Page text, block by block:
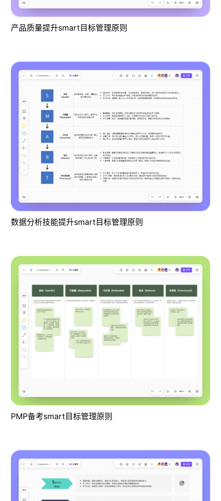
产品质量提升smart目标管理原则
数据分析技能提升smart目标管理原则
PMP备考smart目标管理原则